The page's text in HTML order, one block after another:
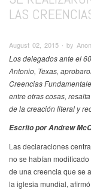
LAS
August 02, 2015 ∙ by
Los delegados ante el
Antonio, Texas,
Creencias
entre otras cosas,
de la creación literal y
EscritoporAndrew
Las declaraciones
no se habían
de una creencia que se
la iglesia mundial,